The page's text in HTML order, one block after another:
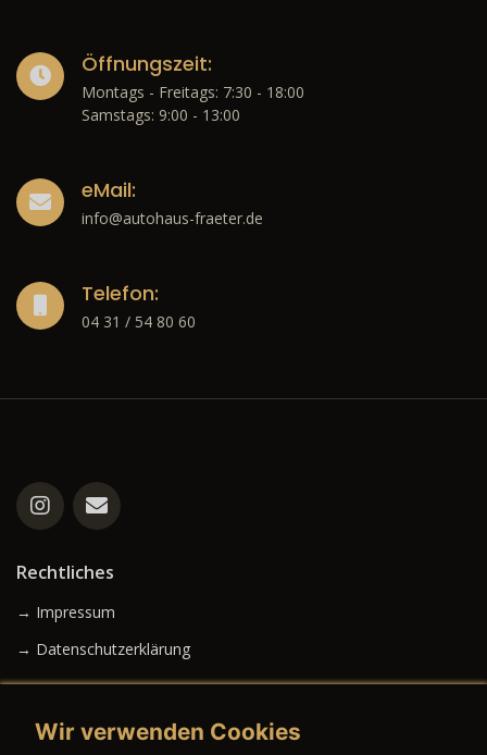
Öffnungszeit:
Montags - Freitags: 7:30 - 18:00
Samstags: 9:00 - 13:00
eMail:
info@autohaus-fraeter.de
Telefon:
04 31 / 54 80 60
Rechtliches
→ Impressum
→ Datenschutzerklärung
Wir verwenden Cookies